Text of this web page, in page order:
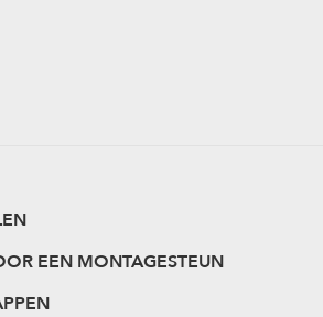
EEN MONTAGESTEUN